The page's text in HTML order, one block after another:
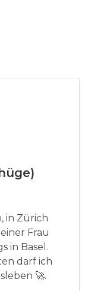
in Zürich
Frau
in Basel.
darf ich
🚀.